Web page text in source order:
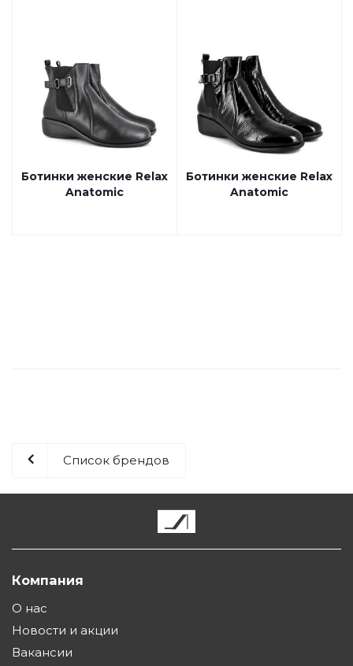
Ботинки женские Relax
Anatomic
Ботинки женские Relax
Anatomic
Список брендов
Компания
О нас
Новости и акции
Вакансии